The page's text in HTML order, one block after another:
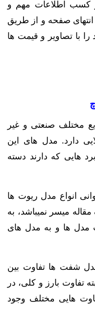
کسب اطلاعات مهم و
صفحه و از طریق
با تصاویر و قیمت ها
مختلف صنعتی و غیر
دارد. مدل های این
هایی که دارند دسته
انواع مدل ریوت ها
میسر نمیباشد، به
مدل ها و به مدل های
شفت ها تفاوت بین
تفاوت بارز و کلی، در
هایی مختلف وجود